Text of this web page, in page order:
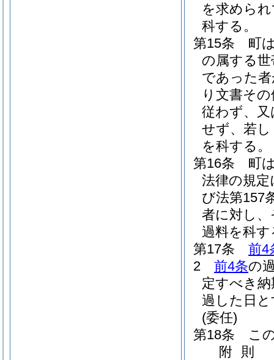
を求めら
科する。
第15条
町
の属する
であった
り文書そ
従わず、
せず、若
を科する。
第16条
町
法律の規
び法第157
者に対し
過料を科す
第17条
前4
2
前4条の
定すべき
過した日
(委任)
第18条
こ
附 則